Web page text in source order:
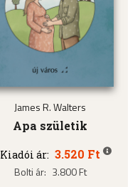
James R. Walters
Apa születik
Kiadói ár: 3.520 Ft
Bolti ár: 3.800 Ft